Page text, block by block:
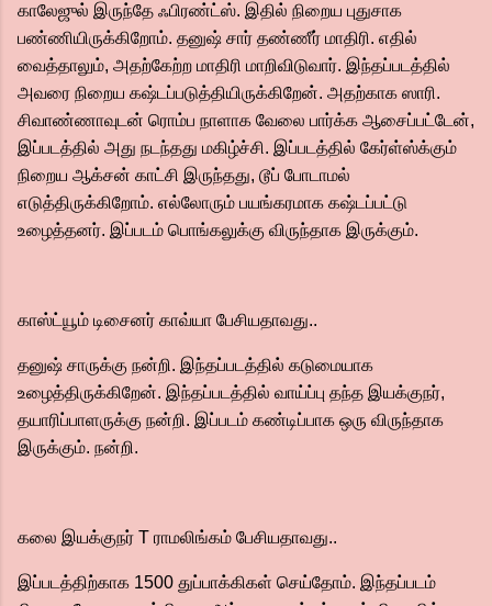
காலேஜுல் இருந்தே ஃபிரண்ட்ஸ். இதில் நிறைய புதுசாக
பண்ணியிருக்கிறோம். தனுஷ் சார் தண்ணீர் மாதிரி. எதில்
வைத்தாலும், அதற்கேற்ற மாதிரி மாறிவிடுவார். இந்தப்படத்தில்
அவரை நிறைய கஷ்டப்படுத்தியிருக்கிறேன். அதற்காக ஸாரி.
சிவாண்ணாவுடன் ரொம்ப நாளாக வேலை பார்க்க ஆசைப்பட்டேன்,
இப்படத்தில் அது நடந்தது மகிழ்ச்சி. இப்படத்தில் கேர்ள்ஸ்க்கும்
நிறைய ஆக்சன் காட்சி இருந்தது, டூப் போடாமல்
எடுத்திருக்கிறோம். எல்லோரும் பயங்கரமாக கஷ்டப்பட்டு
உழைத்தனர். இப்படம் பொங்கலுக்கு விருந்தாக இருக்கும்.
காஸ்ட்யூம் டிசைனர் காவ்யா பேசியதாவது..
தனுஷ் சாருக்கு நன்றி. இந்தப்படத்தில் கடுமையாக
உழைத்திருக்கிறேன். இந்தப்படத்தில் வாய்ப்பு தந்த இயக்குநர்,
தயாரிப்பாளருக்கு நன்றி. இப்படம் கண்டிப்பாக ஒரு விருந்தாக
இருக்கும். நன்றி.
கலை இயக்குநர் T ராமலிங்கம் பேசியதாவது..
இப்படத்திற்காக 1500 துப்பாக்கிகள் செய்தோம். இந்தப்படம்